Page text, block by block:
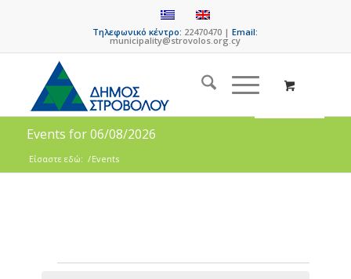
Τηλεφωνικό κέντρο: 22470470 |Email:
municipality@strovolos.org.cy
Events for 06/08/2026
Είσαστε εδώ: /Events